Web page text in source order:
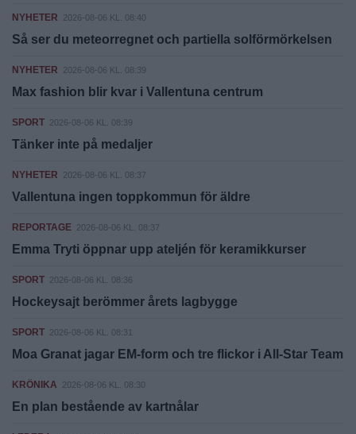
NYHETER 2026-08-06 KL. 08:40
Så ser du meteorregnet och partiella solförmörkelsen
NYHETER 2026-08-06 KL. 08:39
Max fashion blir kvar i Vallentuna centrum
SPORT 2026-08-06 KL. 08:39
Tänker inte på medaljer
NYHETER 2026-08-06 KL. 08:37
Vallentuna ingen toppkommun för äldre
REPORTAGE 2026-08-06 KL. 08:37
Emma Tryti öppnar upp ateljén för keramikkurser
SPORT 2026-08-06 KL. 08:36
Hockeysajt berömmer årets lagbygge
SPORT 2026-08-06 KL. 08:31
Moa Granat jagar EM-form och tre flickor i All-Star Team
KRÖNIKA 2026-08-06 KL. 08:30
En plan bestående av kartnålar